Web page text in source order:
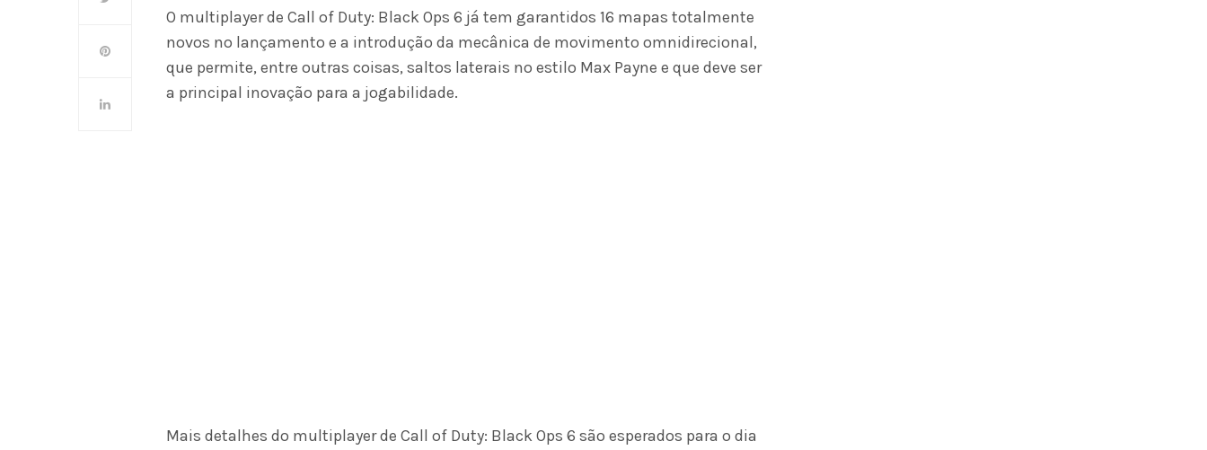
O multiplayer de Call of Duty: Black Ops 6 já tem garantidos 16 mapas totalmente
novos no lançamento e a introdução da mecânica de movimento omnidirecional,
que permite, entre outras coisas, saltos laterais no estilo Max Payne e que deve ser
a principal inovação para a jogabilidade.
Mais detalhes do multiplayer de Call of Duty: Black Ops 6 são esperados para o dia